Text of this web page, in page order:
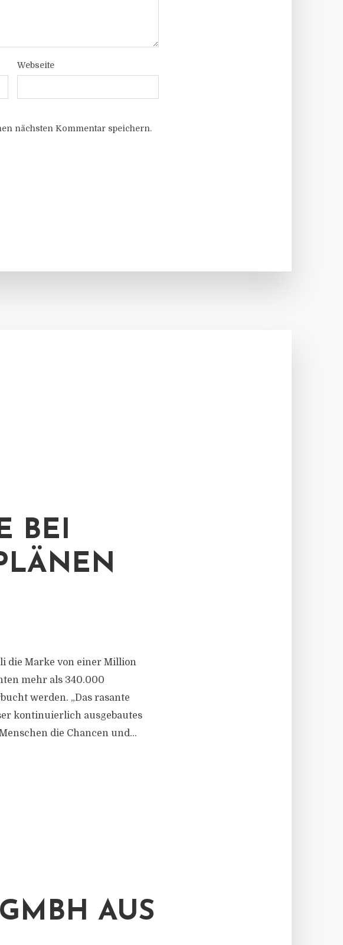
Webseite
nächsten Kommentar speichern.
BEI
die Marke von einer Million
mehr als 340.000
werden. „Das rasante
kontinuierlich ausgebautes
die Chancen und...
AUS